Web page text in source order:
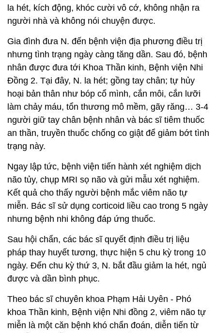
la hét, kích động, khóc cười vô cớ, không nhận ra
người nhà và không nói chuyện được.
Gia đình đưa N. đến bệnh viện địa phương điều trị
nhưng tình trạng ngày càng tăng dần. Sau đó, bệnh
nhân được đưa tới Khoa Thần kinh, Bệnh viện Nhi
Đồng 2. Tại đây, N. la hét; gồng tay chân; tự hủy
hoại bản thân như bóp cổ mình, cắn môi, cắn lưỡi
làm chảy máu, tổn thương mô mềm, gãy răng… 3-4
người giữ tay chân bệnh nhân và bác sĩ tiêm thuốc
an thần, truyền thuốc chống co giật để giảm bớt tình
trạng này.
Ngay lập tức, bệnh viện tiến hành xét nghiệm dịch
não tủy, chụp MRI sọ não và gửi mẫu xét nghiệm.
Kết quả cho thấy người bệnh mắc viêm não tự
miễn. Bác sĩ sử dụng corticoid liều cao trong 5 ngày
nhưng bệnh nhi không đáp ứng thuốc.
Sau hội chẩn, các bác sĩ quyết định điều trị liệu
pháp thay huyết tương, thực hiện 5 chu kỳ trong 10
ngày. Đến chu kỳ thứ 3, N. bắt đầu giảm la hét, ngủ
được và dần bình phục.
Theo bác sĩ chuyên khoa Phạm Hải Uyên - Phó
khoa Thần kinh, Bệnh viện Nhi đồng 2, viêm não tự
miễn là một căn bệnh khó chẩn đoán, diễn tiến từ